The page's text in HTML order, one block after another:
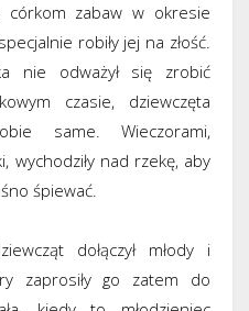
córkom zabaw w okresie
robiły jej na złość.
nie odważył się zrobić
czasie, dziewczęta
same. Wieczorami,
wychodziły nad rzekę, aby
śpiewać.
dołączył młody i
zaprosiły go zatem do